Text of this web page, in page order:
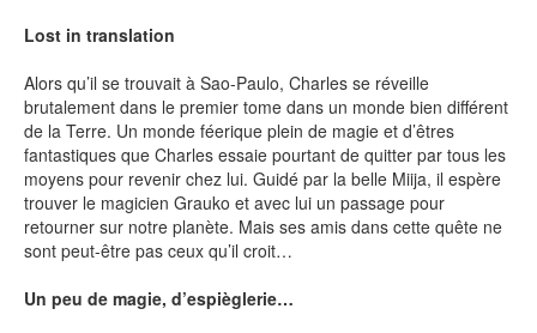
LIVRE
SÉRIE TV
ÉVÉNEMENTS
Lost in translation
Alors qu’il se trouvait à Sao-Paulo, Charles se réveille
brutalement dans le premier tome dans un monde bien différent
de la Terre. Un monde féerique plein de magie et d’êtres
fantastiques que Charles essaie pourtant de quitter par tous les
moyens pour revenir chez lui. Guidé par la belle Miija, il espère
trouver le magicien Grauko et avec lui un passage pour
retourner sur notre planète. Mais ses amis dans cette quête ne
sont peut-être pas ceux qu’il croit…
Un peu de magie, d’espièglerie…